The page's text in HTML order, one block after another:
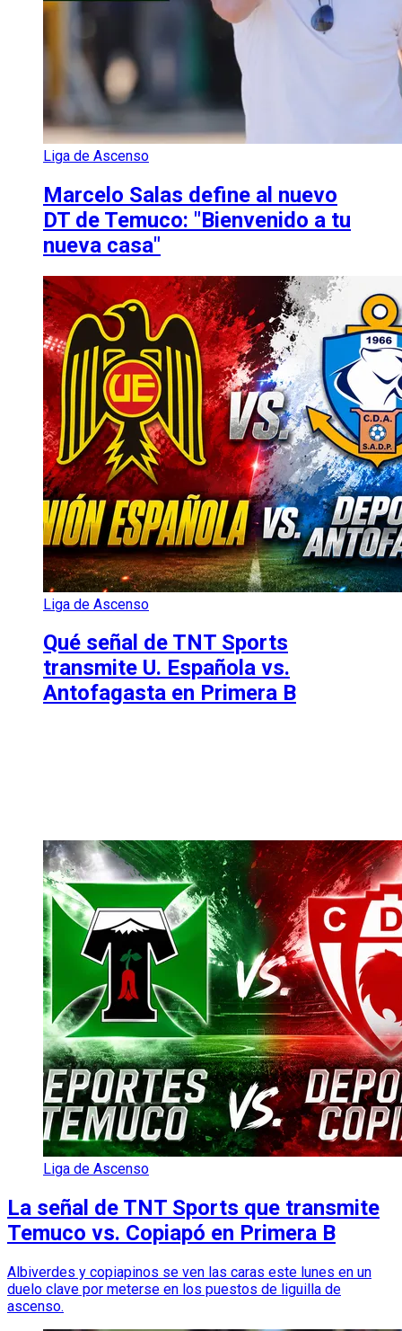
Liga de Ascenso
Marcelo Salas define al nuevo
DT de Temuco: "Bienvenido a tu
nueva casa"
Liga de Ascenso
Qué señal de TNT Sports
transmite U. Española vs.
Antofagasta en Primera B
Liga de Ascenso
La señal de TNT Sports que transmite
Temuco vs. Copiapó en Primera B
Albiverdes y copiapinos se ven las caras este lunes en un
duelo clave por meterse en los puestos de liguilla de
ascenso.